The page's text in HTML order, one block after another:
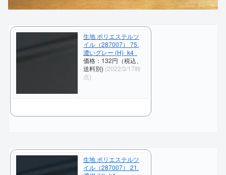
生地 ポリエステルツ
イル（287007） 75.
濃いグレー (H)_k4_
価格：132円（税込、
送料別) (2022/3/17時
点)
生地 ポリエステルツ
イル（287007） 21.